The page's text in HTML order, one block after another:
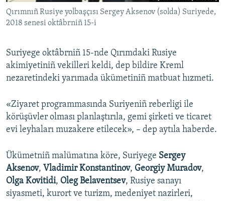
Українською
RFE/RS bütün saytları
Qırımnıñ Rusiye yolbaşçısı Sergey Aksenov (solda) Suriyede,
2018 senesi oktâbrniñ 15-i
Suriyege oktâbrniñ 15-nde Qırımdaki Rusiye
akimiyetiniñ vekilleri keldi, dep bildire Kreml
nezaretindeki yarımada ükümetiniñ matbuat hızmeti.
«Ziyaret programmasında Suriyeniñ reberligi ile
körüşüvler olması planlaştırıla, gemi şirketi ve ticaret
evi leyhaları muzakere etilecek», – dep aytıla haberde.
Ükümetniñ malümatına köre, Suriyege Sergey
Aksenov, Vladimir Konstantinov, Georgiy Muradov,
Olga Kovitidi, Oleg Belaventsev, Rusiye sanayı
siyasmeti, kurort ve turizm, medeniyet nazirleri,